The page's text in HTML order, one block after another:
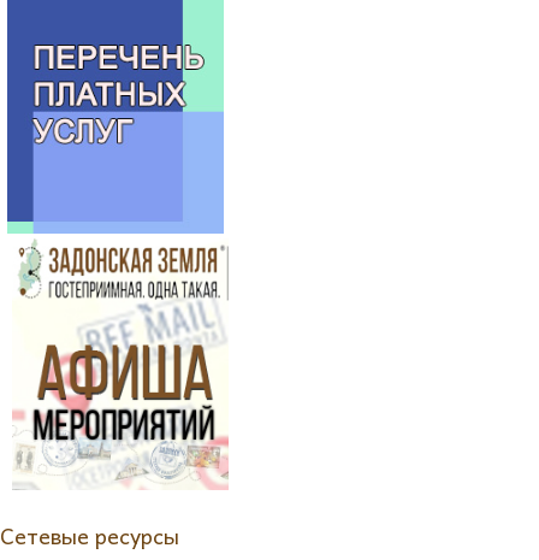
Сетевые ресурсы